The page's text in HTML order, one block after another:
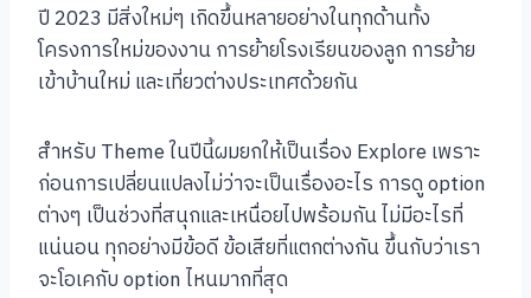
ปี 2023 มีสิ่งใหม่ๆ เกิดขึ้นหลายอย่างในทุกด้านทั้ง
โครงการใหม่ของงาน การย้ายโรงเรียนของลูก การย้าย
เข้าบ้านใหม่ และเที่ยวต่างประเทศด้วยกัน
สำหรับ Theme ในปีนี้ผมยกให้เป็นเรื่อง Explore เพราะ
ก่อนการเปลี่ยนแปลงไม่ว่าจะเป็นเรื่องอะไร การดู option
ต่างๆ เป็นช่วงที่สนุกและเหนื่อยไปพร้อมกัน ไม่มีอะไรที่
แน่นอน ทุกอย่างมีข้อดี ข้อเสียที่แตกต่างกัน ขึ้นกับว่าเรา
จะโอเคกับ option ไหนมากที่สุด